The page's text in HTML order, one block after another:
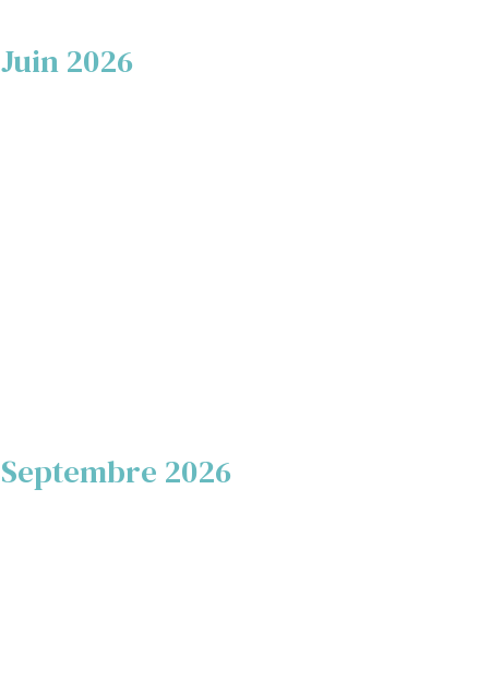
Juin 2026
Septembre 2026